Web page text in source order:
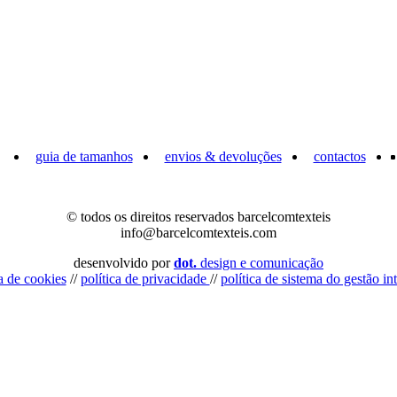
guia de tamanhos envios & devoluções contactos
© todos os direitos reservados barcelcomtexteis
info@barcelcomtexteis.com
desenvolvido pordot. design e comunicação
de cookies//política de privacidade //política de sistema do gestão